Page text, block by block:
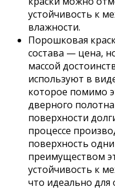
устойчивость к
влажности.
Порошковая
состава — цена,
массой
используют в
которое помимо
дверного
поверхности
процессе
поверхность
преимуществом
устойчивость к
что идеально для